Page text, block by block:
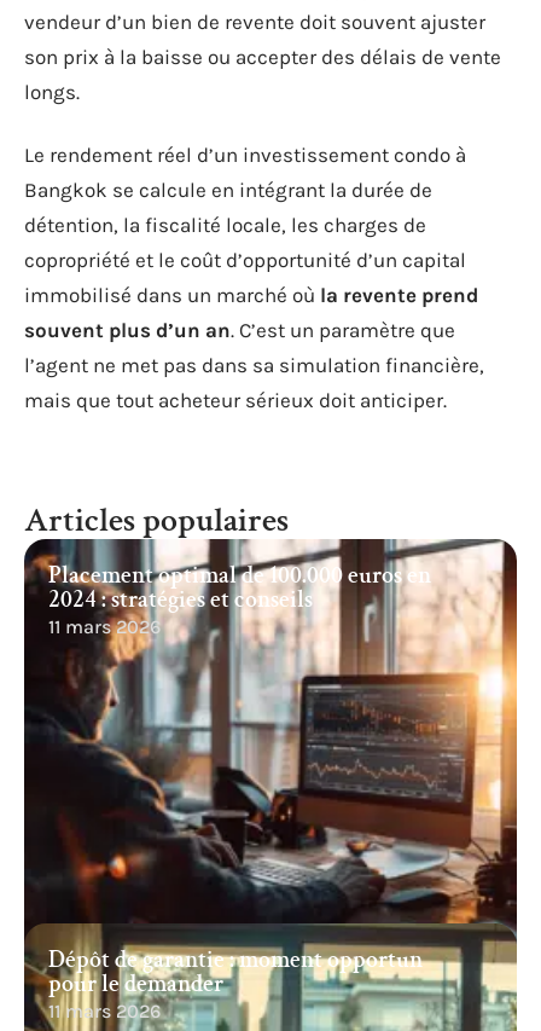
vendeur d’un bien de revente doit souvent ajuster
son prix à la baisse ou accepter des délais de vente
longs.
Le rendement réel d’un investissement condo à
Bangkok se calcule en intégrant la durée de
détention, la fiscalité locale, les charges de
copropriété et le coût d’opportunité d’un capital
immobilisé dans un marché où la revente prend
souvent plus d’un an. C’est un paramètre que
l’agent ne met pas dans sa simulation financière,
mais que tout acheteur sérieux doit anticiper.
Articles populaires
Placement optimal de 100.000 euros en
2024 : stratégies et conseils
11 mars 2026
Dépôt de garantie : moment opportun
pour le demander
11 mars 2026